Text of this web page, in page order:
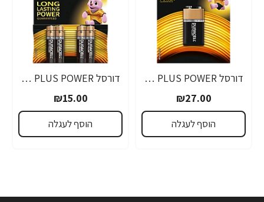
דורסל PLUS POWER סוללות 9V אריזת 1 יחידות - מבית Duracell
₪27.00
הוסף לעגלה
דורסל PLUS POWER סוללות AAA אריזת 4 יחידות - מבית Duracell
₪15.00
הוסף לעגלה